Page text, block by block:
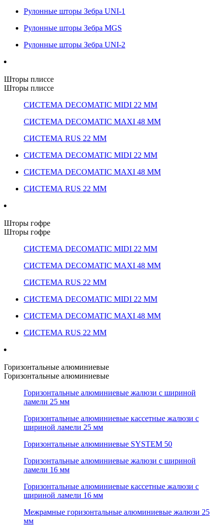
Рулонные шторы Зебра UNI-1
Рулонные шторы Зебра MGS
Рулонные шторы Зебра UNI-2
Шторы плиссе
Шторы плиссе
СИСТЕМА DECOMATIC MIDI 22 ММ
СИСТЕМА DECOMATIC MAXI 48 ММ
СИСТЕМА RUS 22 ММ
СИСТЕМА DECOMATIC MIDI 22 ММ
СИСТЕМА DECOMATIC MAXI 48 ММ
СИСТЕМА RUS 22 ММ
Шторы гофре
Шторы гофре
СИСТЕМА DECOMATIC MIDI 22 ММ
СИСТЕМА DECOMATIC MAXI 48 ММ
СИСТЕМА RUS 22 ММ
СИСТЕМА DECOMATIC MIDI 22 ММ
СИСТЕМА DECOMATIC MAXI 48 ММ
СИСТЕМА RUS 22 ММ
Горизонтальные алюминиевые
Горизонтальные алюминиевые
Горизонтальные алюминиевые жалюзи с шириной
ламели 25 мм
Горизонтальные алюминиевые кассетные жалюзи с
шириной ламели 25 мм
Горизонтальные алюминиевые SYSTEM 50
Горизонтальные алюминиевые жалюзи с шириной
ламели 16 мм
Горизонтальные алюминиевые кассетные жалюзи с
шириной ламели 16 мм
Межрамные горизонтальные алюминиевые жалюзи 25
мм